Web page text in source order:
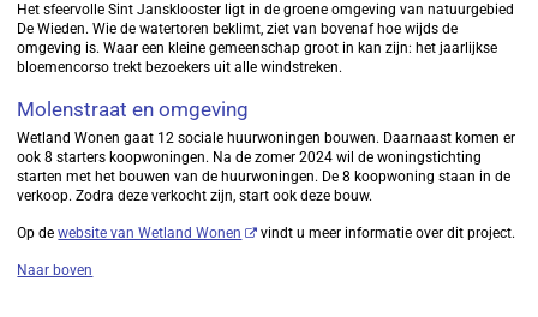
Het sfeervolle Sint Jansklooster ligt in de groene omgeving van natuurgebied
De Wieden. Wie de watertoren beklimt, ziet van bovenaf hoe wijds de
omgeving is. Waar een kleine gemeenschap groot in kan zijn: het jaarlijkse
bloemencorso trekt bezoekers uit alle windstreken.
Molenstraat en omgeving
Wetland Wonen gaat 12 sociale huurwoningen bouwen. Daarnaast komen er
ook 8 starters koopwoningen. Na de zomer 2024 wil de woningstichting
starten met het bouwen van de huurwoningen. De 8 koopwoning staan in de
verkoop. Zodra deze verkocht zijn, start ook deze bouw.
Op dewebsite van Wetland Wonen vindt u meer informatie over dit project.
Naar boven